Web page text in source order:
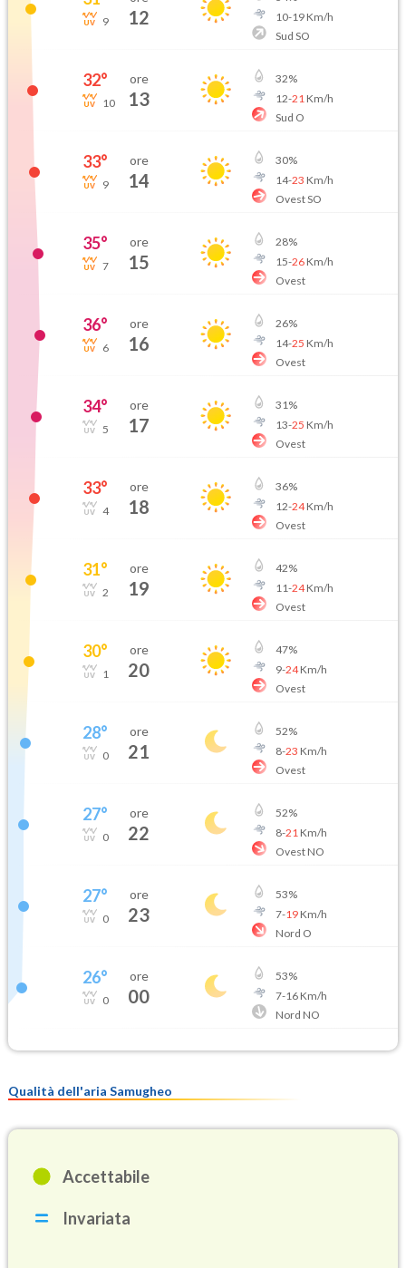
9 12
10-19Km/h
Sud SO
32°
10
ore
13
32%
12-21 Km/h
Sud O
33°
9
ore
14
30%
14-23 Km/h
Ovest SO
35°
7
ore
15
28%
15-26Km/h
Ovest
36°
6
ore
16
26%
14-25 Km/h
Ovest
34°
5
ore
17
31%
13-25 Km/h
Ovest
33°
4
ore
18
36%
12-24Km/h
Ovest
31°
2
ore
19
42%
11-24Km/h
Ovest
30°
1
ore
20
47%
9-24Km/h
Ovest
28°
0
ore
21
52%
8-23 Km/h
Ovest
27°
0
ore
22
52%
8-21 Km/h
Ovest NO
27°
0
ore
23
53%
7-19Km/h
Nord O
26°
0
ore
00
53%
7-16Km/h
Nord NO
Qualità dell'aria Samugheo
Accettabile
Invariata